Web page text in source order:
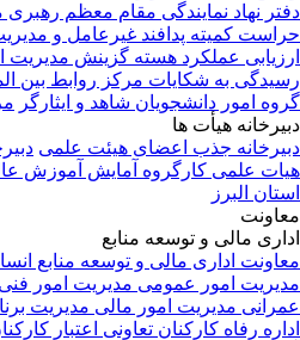
نهاد نمایندگی مقام معظم رهبری
کمیته پدافند غیرعامل و
عملکردهسته گزینش مدیریت
به شکایاتمرکز روابط بین
امور دانشجویان شاهد و ایثارگر
هیأت ها
جذب اعضای هیئت علمی
علمی کارگروه آمایش آموزش
البرز
مالی و توسعه منابع
اداری مالی و توسعه منابع
امور عمومی مدیریت امور
مدیریت امور مالی مدیریت
رفاه کارکنانتعاونی اعتبار